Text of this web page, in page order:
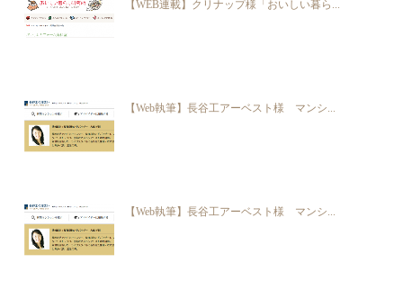
【WEB連載】クリナップ様「おいしい暮ら...
【Web執筆】長谷工アーベスト様 マンシ...
【Web執筆】長谷工アーベスト様 マンシ...